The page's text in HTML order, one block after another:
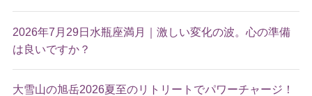
2026年7月29日水瓶座満月｜激しい変化の波。心の準備
は良いですか？
大雪山の旭岳2026夏至のリトリートでパワーチャージ！